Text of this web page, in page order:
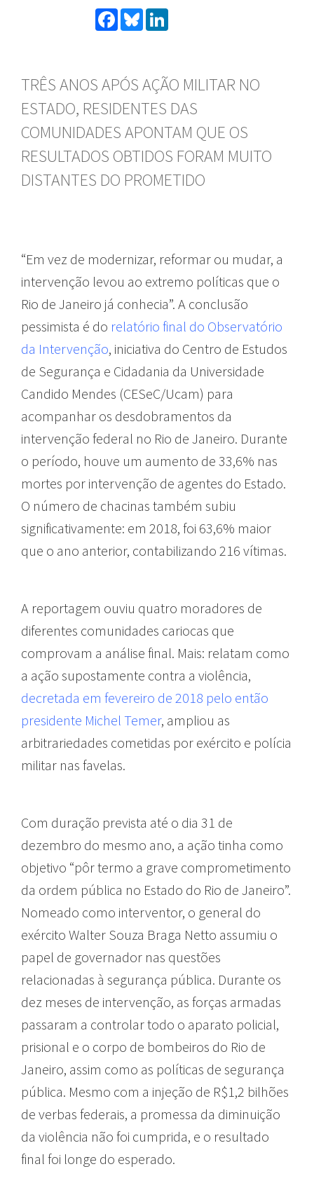
Facebook
Bluesky
TRÊS ANOS APÓS AÇÃO MILITAR NO
ESTADO, RESIDENTES DAS
COMUNIDADES APONTAM QUE OS
RESULTADOS OBTIDOS FORAM MUITO
DISTANTES DO PROMETIDO
“Em vez de modernizar, reformar ou mudar, a
intervenção levou ao extremo políticas que o
Rio de Janeiro já conhecia”. A conclusão
pessimista é do relatório final do Observatório
da Intervenção, iniciativa do Centro de Estudos
de Segurança e Cidadania da Universidade
Candido Mendes (CESeC/Ucam) para
acompanhar os desdobramentos da
intervenção federal no Rio de Janeiro. Durante
o período, houve um aumento de 33,6% nas
mortes por intervenção de agentes do Estado.
O número de chacinas também subiu
significativamente: em 2018, foi 63,6% maior
que o ano anterior, contabilizando 216 vítimas.
A reportagem ouviu quatro moradores de
diferentes comunidades cariocas que
comprovam a análise final. Mais: relatam como
a ação supostamente contra a violência,
decretada em fevereiro de 2018 pelo então
presidente Michel Temer, ampliou as
arbitrariedades cometidas por exército e polícia
militar nas favelas.
Com duração prevista até o dia 31 de
dezembro do mesmo ano, a ação tinha como
objetivo “pôr termo a grave comprometimento
da ordem pública no Estado do Rio de Janeiro”.
Nomeado como interventor, o general do
exército Walter Souza Braga Netto assumiu o
papel de governador nas questões
relacionadas à segurança pública. Durante os
dez meses de intervenção, as forças armadas
passaram a controlar todo o aparato policial,
prisional e o corpo de bombeiros do Rio de
Janeiro, assim como as políticas de segurança
pública. Mesmo com a injeção de R$1,2 bilhões
de verbas federais, a promessa da diminuição
da violência não foi cumprida, e o resultado
final foi longe do esperado.